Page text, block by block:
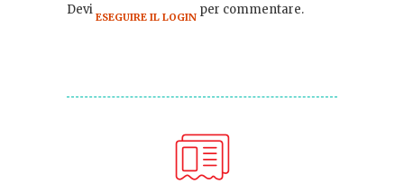
Devi ESEGUIRE IL LOGIN per commentare.